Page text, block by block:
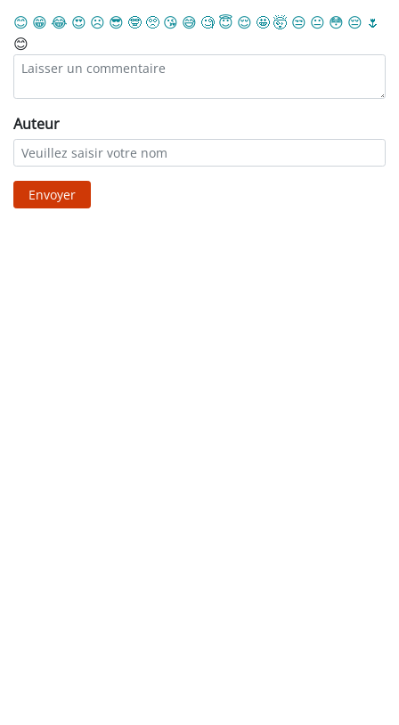
😊 😁 😂 😍 ☹️ 😎 🤓 🥺 😘 😅 🧐 😇 😌 🤩🤯 😒 😐 😳 😔 🌷
😊
Auteur
Envoyer